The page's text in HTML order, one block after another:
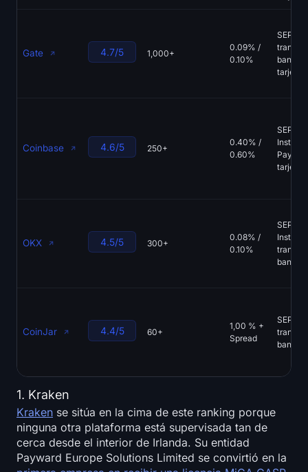
Gate 4.7/5 1,000+
0.09% /
0.10%
SEPA,
tarjetas
Coinbase 4.6/5 250+
0.40% /
0.60%
SEPA,
Instant,
PayPal,
tarjetas
OKX 4.5/5 300+
0.08% /
0.10%
SEPA,
Instant,
CoinJar 4.4/5 60+
1,00 % +
Spread
SEPA,
1. Kraken
Kraken se sitúa en la cima de este ranking porque
ninguna otra plataforma está supervisada tan de
cerca desde el interior de Irlanda. Su entidad
Payward Europe Solutions Limited se convirtió en la